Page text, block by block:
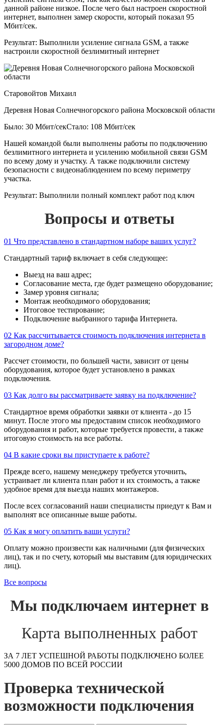
данной районе низкое. После чего был настроен скоростной
интернет, выполнен замер скорости, который показал 95
Мбит/сек.
Результат: Выполнили усиление сигнала GSM, а также
настроили скоростной безлимитный интернет
Старовойтов Михаил
Деревня Новая Солнечногорского района Московской области
Было: 30 Мбит/секСтало: 108 Мбит/сек
Нашей командой были выполнены работы по подключению
безлимитного интернета и усилению мобильной связи GSM
по всему дому и участку. А также подключили систему
безопасности с видеонаблюдением по всему периметру
участка.
Результат: Выполнили полный комплект работ под ключ
Вопросы и ответы
01 Что представлено в стандартном наборе ваших услуг?
Стандартный тариф включает в себя следующее:
Выезд на ваш адрес;
Согласование места, где будет размещено оборудование;
Замер уровня сигнала;
Монтаж необходимого оборудования;
Итоговое тестирование;
Подключение выбранного тарифа Интернета.
02 Как рассчитывается стоимость подключения интернета в
загородном доме?
Рассчет стоимости, по большей части, зависит от цены
оборудования, которое будет установлено в рамках
подключения.
03 Как долго вы рассматриваете заявку на подключение?
Стандартное время обработки заявки от клиента - до 15
минут. После этого мы предоставим список необходимого
оборудования и работ, которые требуется провести, а также
итоговую стоимость на все работы.
04 В какие сроки вы приступаете к работе?
Прежде всего, нашему менеджеру требуется уточнить,
устраивает ли клиента план работ и их стоимость, а также
удобное время для выезда наших монтажеров.
После всех согласований наши специалисты приедут к Вам и
выполнят все описанные выше работы.
05 Как я могу оплатить ваши услуги?
Оплату можно произвести как наличными (для физических
лиц), так и по счету, который мы выставим (для юридических
лиц).
Все вопросы
Мы подключаем интернет в
Карта выполненных работ
ЗА 7 ЛЕТ УСПЕШНОЙ РАБОТЫ ПОДКЛЮЧЕНО БОЛЕЕ
5000 ДОМОВ ПО ВСЕЙ РОССИИ
Проверка технической
возможности подключения